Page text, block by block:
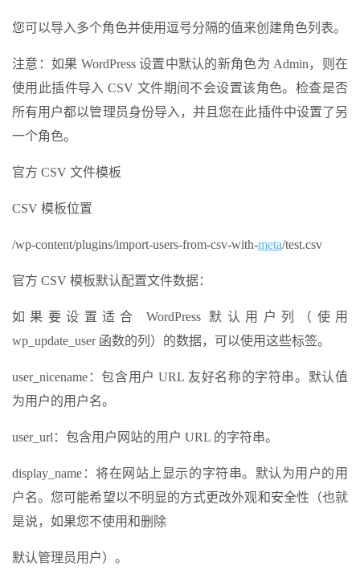
您可以导入多个角色并使用逗号分隔的值来创建角色列表。
注意：如果 WordPress 设置中默认的新角色为 Admin，则在
使用此插件导入 CSV 文件期间不会设置该角色。检查是否
所有用户都以管理员身份导入，并且您在此插件中设置了另
一个角色。
官方 CSV 文件模板
CSV 模板位置
/wp-content/plugins/import-users-from-csv-with-meta/test.csv
官方 CSV 模板默认配置文件数据：
如果要设置适合 WordPress 默认用户列（使用
wp_update_user 函数的列）的数据，可以使用这些标签。
user_nicename：包含用户 URL 友好名称的字符串。默认值
为用户的用户名。
user_url：包含用户网站的用户 URL 的字符串。
display_name：将在网站上显示的字符串。默认为用户的用
户名。您可能希望以不明显的方式更改外观和安全性（也就
是说，如果您不使用和删除
默认管理员用户）。